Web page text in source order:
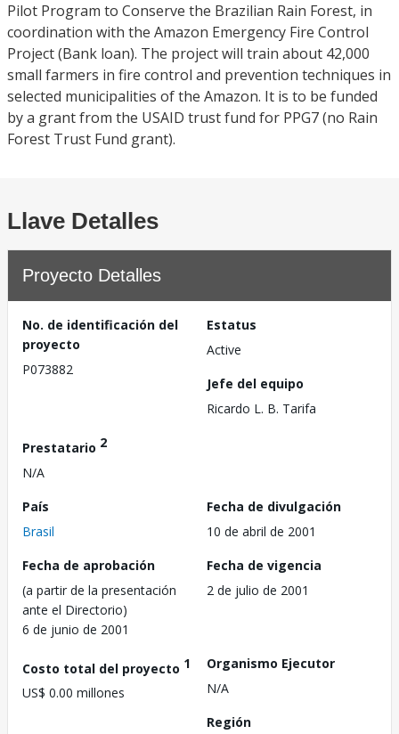
Pilot Program to Conserve the Brazilian Rain Forest, in
coordination with the Amazon Emergency Fire Control
Project (Bank loan). The project will train about 42,000
small farmers in fire control and prevention techniques in
selected municipalities of the Amazon. It is to be funded
by a grant from the USAID trust fund for PPG7 (no Rain
Forest Trust Fund grant).
Llave Detalles
Proyecto Detalles
No. de identificación del
proyecto
P073882
Estatus
Active
Jefe del equipo
Ricardo L. B. Tarifa
Prestatario 2
N/A
País
Brasil
Fecha de divulgación
10 de abril de 2001
Fecha de aprobación
(a partir de la presentación
ante el Directorio)
6 de junio de 2001
Fecha de vigencia
2 de julio de 2001
Costo total del proyecto 1
US$ 0.00 millones
Organismo Ejecutor
N/A
Región